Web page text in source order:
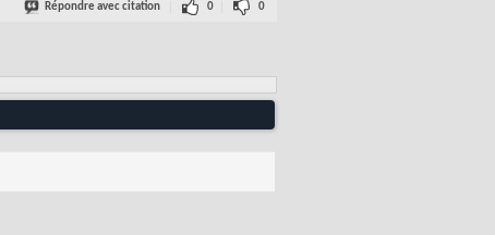
Répondre avec citation 0 0